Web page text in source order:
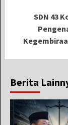
SDN 43
Berita